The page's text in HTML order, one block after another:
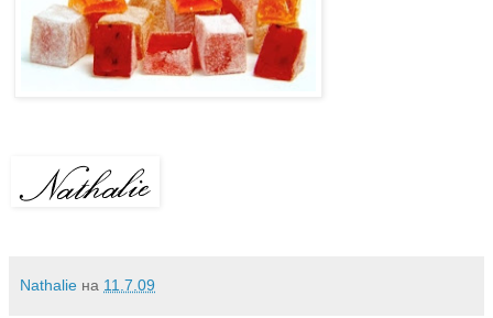
Nathalie на 11.7.09